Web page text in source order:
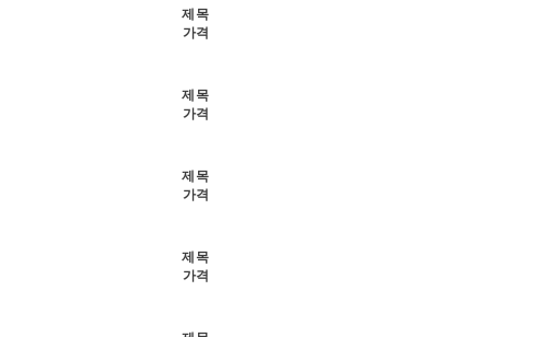
제목
가격
제목
가격
제목
가격
제목
가격